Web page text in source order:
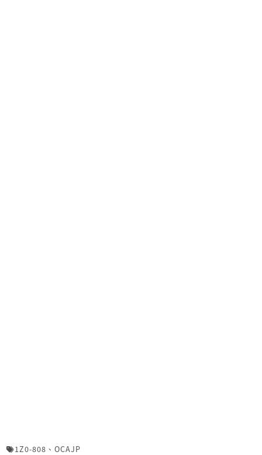
1Z0-808 、 OCAJP